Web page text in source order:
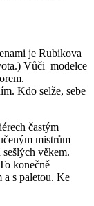
je Rubikova
Vůči modelce
Kdo selže, sebe
častým
mistrům
věkem.
konečně
a s paletou. Ke